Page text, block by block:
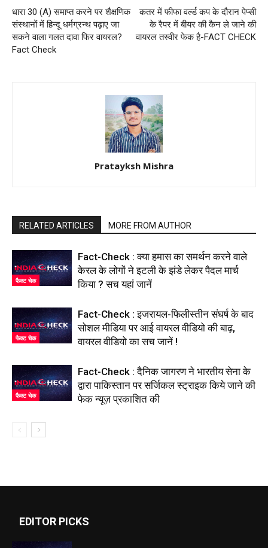
धारा 30 (A) समाप्त करने पर शैक्षणिक
संस्थानों में हिन्दू धर्मग्रन्थ पढ़ाए जा
सकने वाला गलत दावा फिर वायरल?
Fact Check
कतर में फीफा वर्ल्ड कप के दौरान पेप्सी
के रैपर में बीयर की कैन ले जाने की
वायरल तस्वीर फेक है-FACT CHECK
Pratayksh Mishra
RELATED ARTICLES MORE FROM AUTHOR
फैक्ट चेक
Fact-Check : क्या हमास का समर्थन करने वाले
केरल के लोगों ने इटली के झंडे लेकर पैदल मार्च
किया ? सच यहां जानें
फैक्ट चेक
Fact-Check : इजरायल-फिलीस्तीन संघर्ष के बाद
सोशल मीडिया पर आई वायरल वीडियो की बाढ़,
वायरल वीडियो का सच जानें !
फैक्ट चेक
Fact-Check : दैनिक जागरण ने भारतीय सेना के
द्वारा पाकिस्तान पर सर्जिकल स्ट्राइक किये जाने की
फेक न्यूज़ प्रकाशित की
EDITOR PICKS